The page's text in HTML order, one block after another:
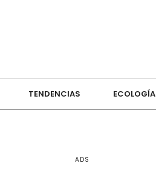
TENDENCIAS ECOLOGÍA
ADS